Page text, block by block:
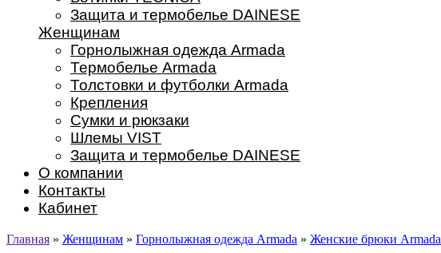
Защита и термобелье DAINESE
Женщинам
Горнолыжная одежда Armada
Термобелье Armada
Толстовки и футболки Armada
Крепления
Сумки и рюкзаки
Шлемы VIST
Защита и термобелье DAINESE
О компании
Контакты
Кабинет
Главная » Женщинам » Горнолыжная одежда Armada » Женские брюки Armada